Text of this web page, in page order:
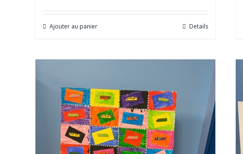
Ajouter au panier Details